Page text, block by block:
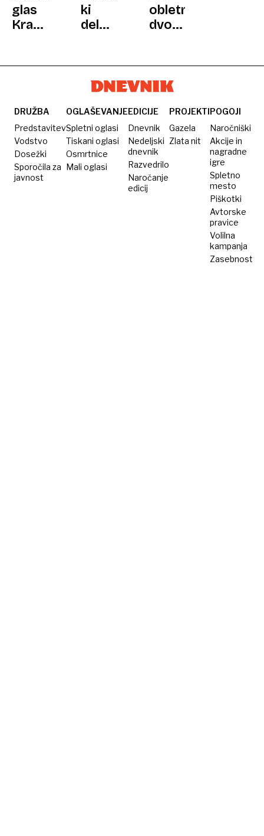
glas
Krasa,
prihodnost
ki
dela
živčnega
obletnica
dvomov
na
Luni
DRUŽBA
Predstavitev
Vodstvo
Dosežki
Sporočila za
javnost
OGLAŠEVANJE
Spletni oglasi
Tiskani oglasi
Osmrtnice
Mali oglasi
EDICIJE
Dnevnik
Nedeljski
dnevnik
Razvedrilo
Naročanje
edicij
PROJEKTI
Gazela
Zlata nit
POGOJI
Naročniški
Akcije in
nagradne
igre
Spletno
mesto
Piškotki
Avtorske
pravice
Volilna
kampanja
Zasebnost